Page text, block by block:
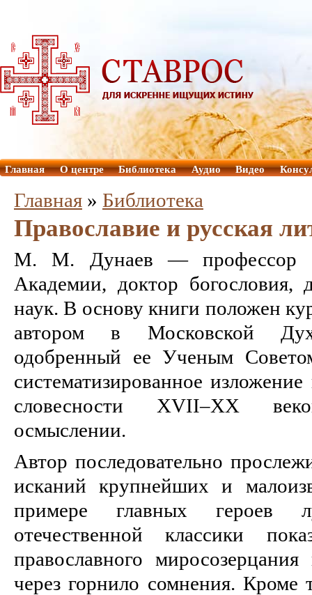
Главная О центре Библиотека Аудио Видео
Главная » Библиотека
Православие и русская
М. М. Дунаев — профессор
Академии, доктор богословия,
наук. В основу книги положен
автором в Московской
одобренный ее Ученым
систематизированное
словесности XVII–XX
осмыслении.
Автор последовательно
исканий крупнейших и
примере главных героев
отечественной классики
православного
через горнило сомнения. Кроме